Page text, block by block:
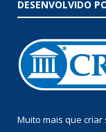
DESENVOLVIDO
Muito mais que criar